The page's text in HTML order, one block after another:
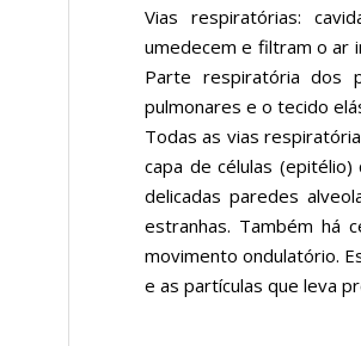
Vias respiratórias:
umedecem e filtram o ar
Parte respiratória dos
pulmonares e o tecido
Todas as vias
capa de células
delicadas paredes
estranhas. Também há
movimento ondulatório.
e as partículas que leva